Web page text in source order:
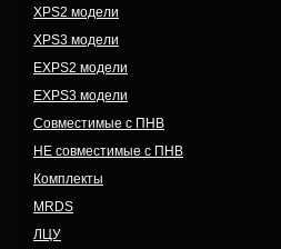
XPS2 модели
XPS3 модели
EXPS2 модели
EXPS3 модели
Совместимые с ПНВ
НЕ совместимые с ПНВ
Комплекты
MRDS
ЛЦУ